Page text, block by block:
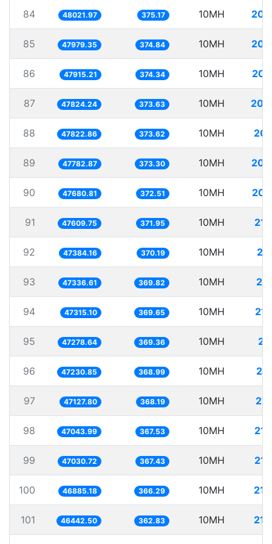
84 48021.97 375.17 10MH
85 47979.35 374.84 10MH
86 47915.21 374.34 10MH
87 47824.24 373.63 10MH
88 47822.86 373.62 10MH
89 47782.87 373.30 10MH
90 47680.81 372.51 10MH
91 47609.75 371.95 10MH
92 47384.16 370.19 10MH
93 47336.61 369.82 10MH
94 47315.10 369.65 10MH
95 47278.64 369.36 10MH
96 47230.85 368.99 10MH
97 47127.80 368.19 10MH
98 47043.99 367.53 10MH
99 47030.72 367.43 10MH
100 46885.18 366.29 10MH
101 46442.50 362.83 10MH